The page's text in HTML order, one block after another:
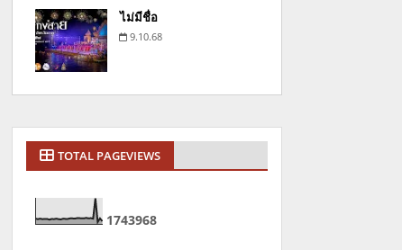
ไม่มีชื่อ
9.10.68
TOTAL PAGEVIEWS
1743968